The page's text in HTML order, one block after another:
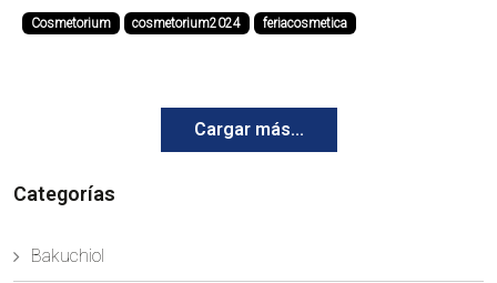
suministro, fabricación y subcontratación de
productos cosméticos. Durante los dos días del
Cosmetorium cosmetorium2024 feriacosmetica
Cargar más...
Categorías
Bakuchiol